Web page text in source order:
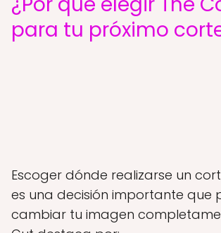
para tu próximo
Escoger dónde realizarse un
es una decisión importante que
cambiar tu imagen